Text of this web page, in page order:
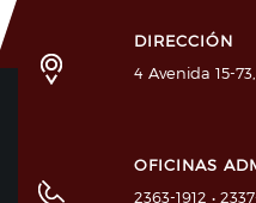
DIRECCIÓN
4 Avenida 15-
OFICINAS
2363-1912 •